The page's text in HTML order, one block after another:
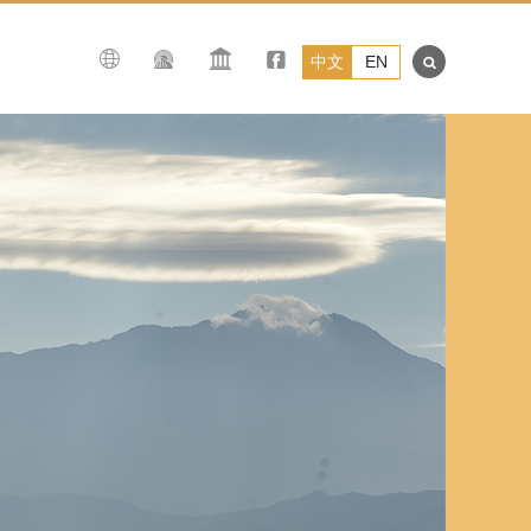
中文 EN